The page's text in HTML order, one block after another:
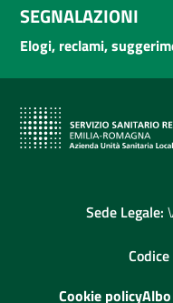
SEGNALAZIONI
Elogi, reclami,
Sede Legale:
Cookie policy